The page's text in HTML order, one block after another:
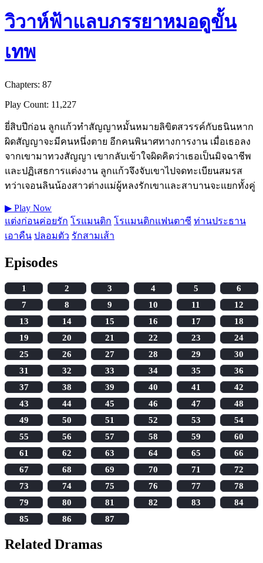
วิวาห์ฟ้าแลบภรรยาหมอดูขั้น
เทพ
Chapters: 87
Play Count: 11,227
ยี่สิบปีก่อน ลูกแก้วทำสัญญาหมั้นหมายลิขิตสวรรค์กับธนินหาก
ผิดสัญญาจะมีคนหนึ่งตาย อีกคนพินาศทางการงาน เมื่อเธอลง
จากเขามาทวงสัญญา เขากลับเข้าใจผิดคิดว่าเธอเป็นมิจฉาชีพ
และปฏิเสธการแต่งงาน ลูกแก้วจึงจับเขาไปจดทะเบียนสมรส
ทว่าเจอนลินน้องสาวต่างแม่ผู้หลงรักเขาและสาบานจะแยกทั้งคู่
▶ Play Now
แต่งก่อนค่อยรัก โรแมนติก โรแมนติกแฟนตาซี ท่านประธาน
เอาคืน ปลอมตัว รักสามเส้า
Episodes
1 2 3 4 5
6
7
8 9 10 11
12
13
14 15 16 17
18
19
20 21 22 23
24
25
26 27 28 29
30
31
32 33 34 35
36
37
38 39 40 41
42
43
44 45 46 47
48
49
50 51 52 53
54
55
56 57 58 59
60
61
62 63 64 65
66
67
68 69 70 71
72
73
74 75 76 77
78
79
80 81 82 83
84
85
86 87
Related Dramas